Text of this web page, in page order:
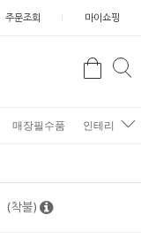
주문조회 마이쇼핑
검
매장필수품 인테리어소
(착불)